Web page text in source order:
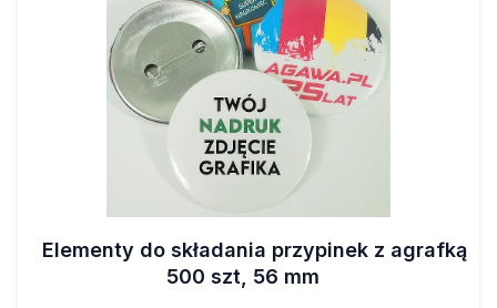
Elementy do składania przypinek z agrafką
500 szt, 56 mm